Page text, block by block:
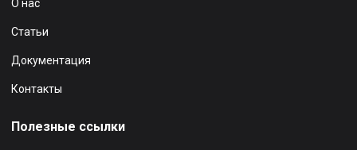
О нас
Статьи
Документация
Контакты
Полезные ссылки